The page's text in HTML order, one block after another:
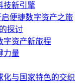
技新引擎
便捷数字资产之旅
探讨
字资产新旅程
力量
化与国家特色的交织